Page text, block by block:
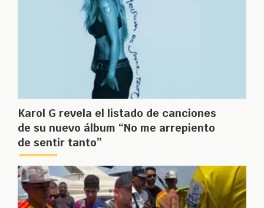
Karol G revela el listado de canciones
de su nuevo álbum “No me arrepiento
de sentir tanto”